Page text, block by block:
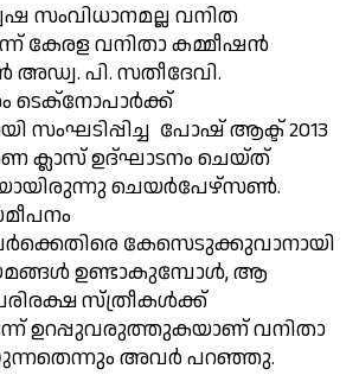
സംവിധാനമല്ല വനിത
കേരള വനിതാ കമ്മീഷന്‍
പി. സതീദേവി.
ടെക്നോപാര്‍ക്ക്
സംഘടിപ്പിച്ച പോഷ് ആക്ട് 2013
ഉദ്ഘാടനം ചെയ്ത്
ചെയര്‍പേഴ്സണ്‍.
കേസെടുക്കുവാനായി
ഉണ്ടാകുമ്പോള്‍, ആ
സ്ത്രീകള്‍ക്ക്
ഉറപ്പുവരുത്തുകയാണ് വനിതാ
അവര്‍ പറഞ്ഞു.